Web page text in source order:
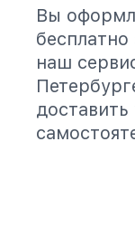
Вы
наш
доставить